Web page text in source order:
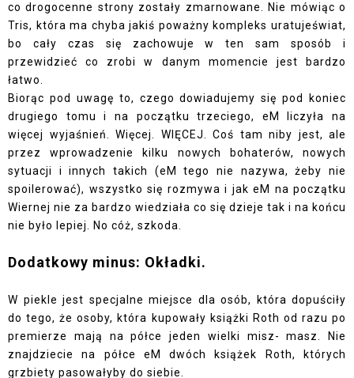
co drogocenne strony zostały zmarnowane. Nie mówiąc o
Tris, która ma chyba jakiś poważny kompleks uratujeświat,
bo cały czas się zachowuje w ten sam sposób i
przewidzieć co zrobi w danym momencie jest bardzo
łatwo.
Biorąc pod uwagę to, czego dowiadujemy się pod koniec
drugiego tomu i na początku trzeciego, eM liczyła na
więcej wyjaśnień. Więcej. WIĘCEJ. Coś tam niby jest, ale
przez wprowadzenie kilku nowych bohaterów, nowych
sytuacji i innych takich (eM tego nie nazywa, żeby nie
spoilerować), wszystko się rozmywa i jak eM na początku
Wiernej nie za bardzo wiedziała co się dzieje tak i na końcu
nie było lepiej. No cóż, szkoda.
Dodatkowy minus: Okładki.
W piekle jest specjalne miejsce dla osób, która dopuściły
do tego, że osoby, która kupowały książki Roth od razu po
premierze mają na półce jeden wielki misz- masz. Nie
znajdziecie na półce eM dwóch książek Roth, których
grzbiety pasowałyby do siebie.